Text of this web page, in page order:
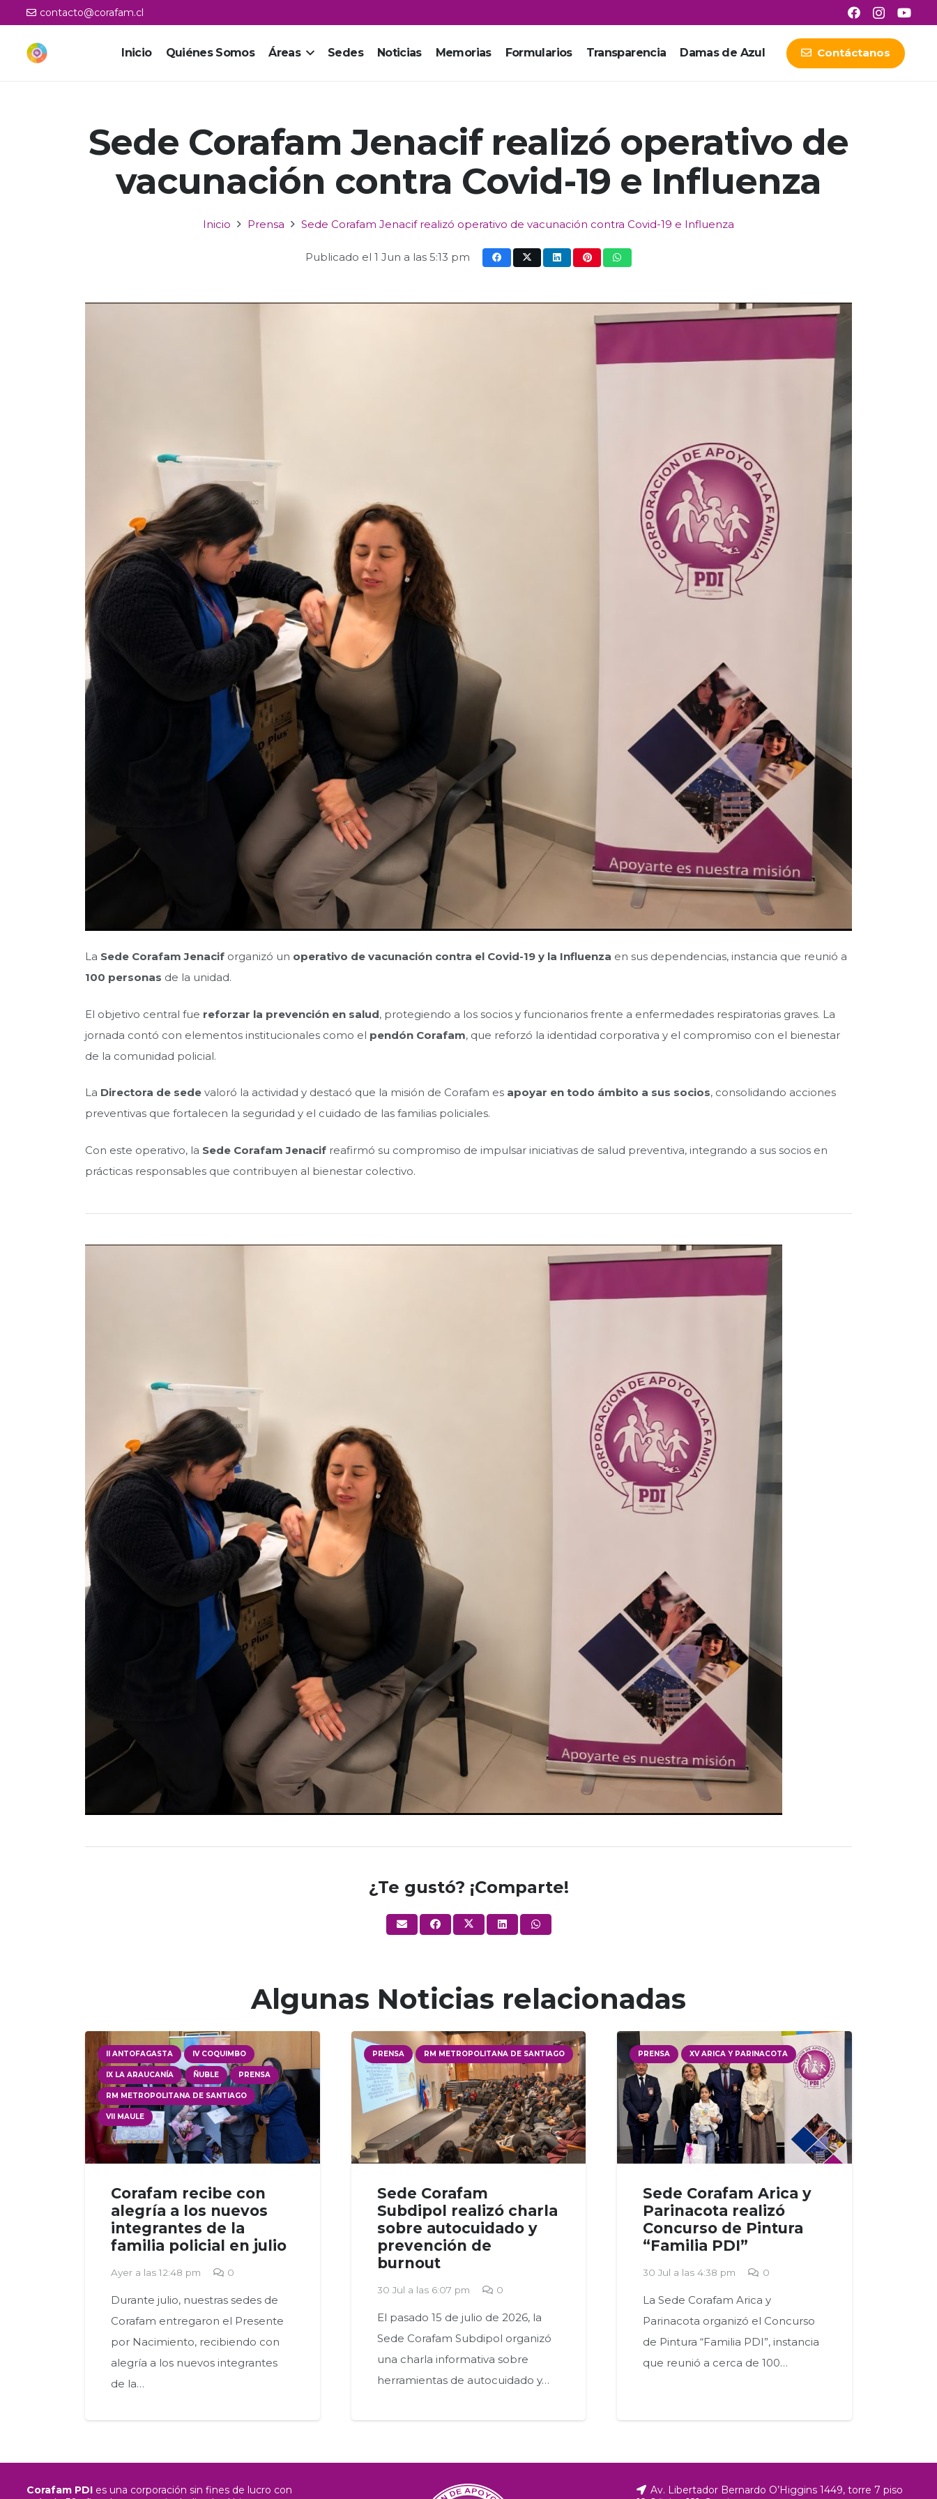
contacto@corafam.cl
Inicio Quiénes Somos Áreas Sedes Noticias Memorias Formularios Transparencia Damas de Azul Contáctanos
Sede Corafam Jenacif realizó operativo de
vacunación contra Covid-19 e Influenza
Inicio Prensa Sede Corafam Jenacif realizó operativo de vacunación contra Covid-19 e Influenza
Publicado el1 Jun a las 5:13 pm
La Sede Corafam Jenacif organizó un operativo de vacunación contra el Covid-19 y la Influenza en sus dependencias, instancia que reunió a
100 personas de la unidad.
El objetivo central fue reforzar la prevención en salud, protegiendo a los socios y funcionarios frente a enfermedades respiratorias graves. La
jornada contó con elementos institucionales como el pendón Corafam, que reforzó la identidad corporativa y el compromiso con el bienestar
de la comunidad policial.
La Directora de sede valoró la actividad y destacó que la misión de Corafam es apoyar en todo ámbito a sus socios, consolidando acciones
preventivas que fortalecen la seguridad y el cuidado de las familias policiales.
Con este operativo, la Sede Corafam Jenacif reafirmó su compromiso de impulsar iniciativas de salud preventiva, integrando a sus socios en
prácticas responsables que contribuyen al bienestar colectivo.
¿Te gustó? ¡Comparte!
Algunas Noticias relacionadas
II ANTOFAGASTA IV COQUIMBO
IX LA ARAUCANÍA ÑUBLE PRENSA
RM METROPOLITANA DE SANTIAGO
VII MAULE
Corafam recibe con
alegría a los nuevos
integrantes de la
familia policial en julio
Ayer a las 12:48 pm 0
Durante julio, nuestras sedes de
Corafam entregaron el Presente
por Nacimiento, recibiendo con
alegría a los nuevos integrantes
de la…
PRENSA RM METROPOLITANA DE SANTIAGO
Sede Corafam
Subdipol realizó charla
sobre autocuidado y
prevención de
burnout
30 Jul a las 6:07 pm 0
El pasado 15 de julio de 2026, la
Sede Corafam Subdipol organizó
una charla informativa sobre
herramientas de autocuidado y…
PRENSA XV ARICA Y PARINACOTA
Sede Corafam Arica y
Parinacota realizó
Concurso de Pintura
“Familia PDI”
30 Jul a las 4:38 pm 0
La Sede Corafam Arica y
Parinacota organizó el Concurso
de Pintura “Familia PDI”, instancia
que reunió a cerca de 100…
Corafam PDIes una corporación sin fines de lucro con
Av. Libertador Bernardo O’Higgins 1449, torre 7 piso